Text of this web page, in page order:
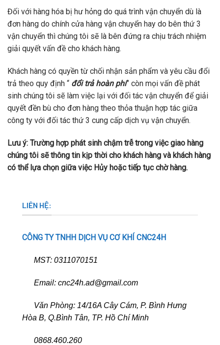
Đối với hàng hóa bị hư hỏng do quá trình vận chuyển dù là
đơn hàng do chính cửa hàng vận chuyển hay do bên thứ 3
vận chuyển thì chúng tôi sẽ là bên đứng ra chịu trách nhiệm
giải quyết vấn đề cho khách hàng.
Khách hàng có quyền từ chối nhận sản phẩm và yêu cầu đổi
trả theo quy định “ đổi trả hoàn phí” còn mọi vấn đề phát
sinh chúng tôi sẽ làm việc lại với đối tác vận chuyển để giải
quyết đền bù cho đơn hàng theo thỏa thuận hợp tác giữa
công ty với đối tác thứ 3 cung cấp dịch vụ vận chuyển.
Lưu ý: Trường hợp phát sinh chậm trễ trong việc giao hàng
chúng tôi sẽ thông tin kịp thời cho khách hàng và khách hàng
có thể lựa chọn giữa việc Hủy hoặc tiếp tục chờ hàng.
LIÊN HỆ:
CÔNG TY TNHH DỊCH VỤ CƠ KHÍ CNC24H
MST: 0311070151
Email: cnc24h.ad@gmail.com
Văn Phòng: 14/16A Cây Cám, P. Bình Hưng
Hòa B, Q.Bình Tân, TP. Hồ Chí Minh
0868.460.260